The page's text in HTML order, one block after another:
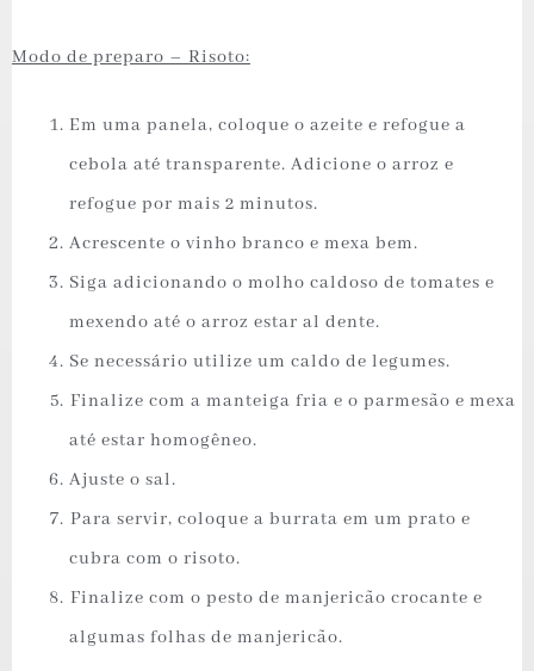
Modo de preparo – Risoto:
Em uma panela, coloque o azeite e refogue a
cebola até transparente. Adicione o arroz e
refogue por mais 2 minutos.
Acrescente o vinho branco e mexa bem.
Siga adicionando o molho caldoso de tomates e
mexendo até o arroz estar al dente.
Se necessário utilize um caldo de legumes.
⁠Finalize com a manteiga fria e o parmesão e mexa
até estar homogêneo.
Ajuste o sal.
⁠Para servir, coloque a burrata em um prato e
cubra com o risoto.
⁠Finalize com o pesto de manjericão crocante e
algumas folhas de manjericão.